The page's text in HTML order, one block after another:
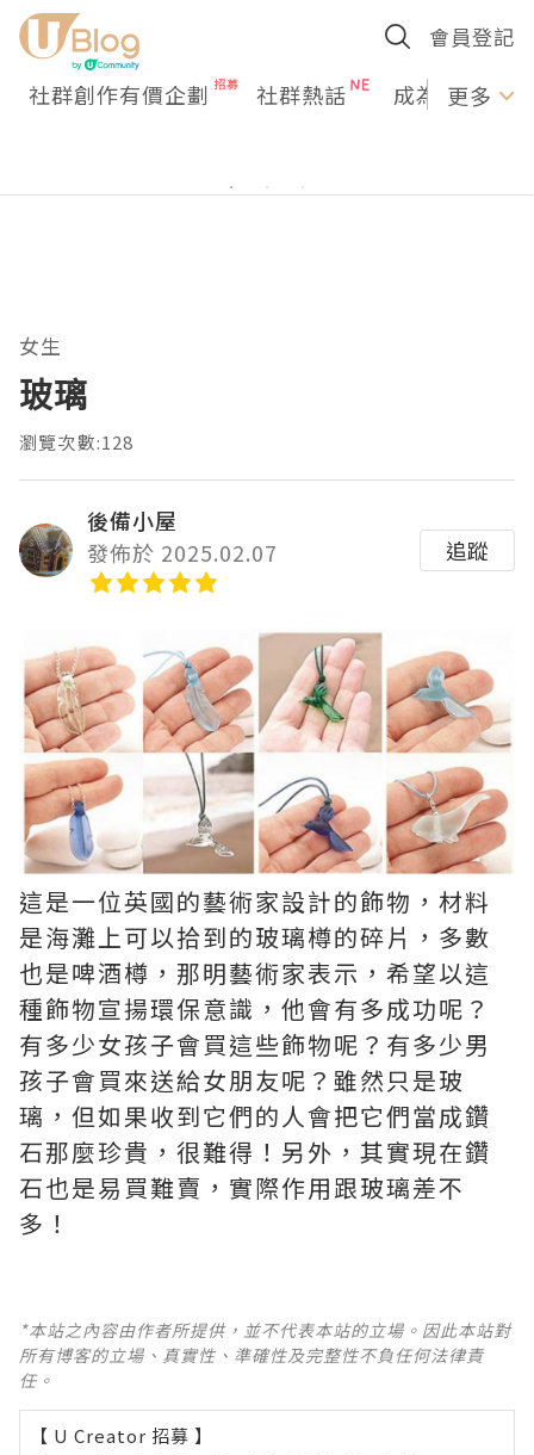
會員登記
社群創作有價企劃 社群熱話 成為U更多
女生
玻璃
瀏覽次數:128
後備小屋
發佈於 2025.02.07
追蹤
這是一位英國的藝術家設計的飾物，材料
是海灘上可以拾到的玻璃樽的碎片，多數
也是啤酒樽，那明藝術家表示，希望以這
種飾物宣揚環保意識，他會有多成功呢？
有多少女孩子會買這些飾物呢？有多少男
孩子會買來送給女朋友呢？雖然只是玻
璃，但如果收到它們的人會把它們當成鑽
石那麼珍貴，很難得！另外，其實現在鑽
石也是易買難賣，實際作用跟玻璃差不
多！
*本站之內容由作者所提供，並不代表本站的立場。因此本站對
所有博客的立場、真實性、準確性及完整性不負任何法律責
任。
【 U Creator 招募 】